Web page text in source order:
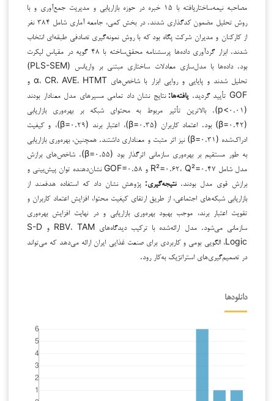
مصاحبه نیمه‌ساختاریافته با ۱۵ خبره در حوزه بازاریابی و مدیریت جمع‌آوری و با
روش تحلیل مضمون کدگذاری شدند. در بخش کمی، جامعه آماری شامل ۳۸۴ نفر
از کارکنان و مدیران شرکت پگاه بود که با روش نمونه‌گیری تصادفی طبقه‌ای انتخاب
شدند. ابزار گردآوری داده‌ها پرسشنامه محقق‌ساخته با ۴۸ گویه در مقیاس لیکرت
بود. داده‌ها با مدل‌سازی معادلات ساختاری مبتنی بر واریانس (PLS-SEM)
تحلیل شدند و پایایی و روایی ابزار با شاخص‌های α، CR، AVE، HTMT و
GOF تأیید گردید.
یافته‌ها:نتایج نشان داد تمامی مسیرهای مدل معنادار بودند
(p<۰.۰۱). بالاترین تأثیر مربوط به محتوای شبکه بر بهره‌وری بازاریابی
(β=۰.۴۲) بود. اعتماد کاربران (β=۰.۳۵)، اعتبار برند (β=۰.۲۹)، و کیفیت
ادراک‌شده (β=۰.۳۱) نیز اثر مثبت و معناداری داشتند. همچنین، بهره‌وری بازاریابی
به طور مستقیم بر بهره‌وری سازمانی اثرگذار بود (β=۰.۵۵). شاخص‌های برازش
مدل شامل R²=۰.۶۲، Q²=۰.۴۷ و GOF=۰.۵۸ نشان‌دهنده توان پیش‌بینی و
برازش قوی مدل بودند.نتیجه‌گیری: پژوهش نشان داد که استفاده هدفمند از
بازاریابی شبکه‌های اجتماعی، از طریق ارتقای کیفیت محتوا، افزایش اعتماد کاربران و
تقویت اعتبار برند، موجب بهبود بهره‌وری بازاریابی و در نهایت افزایش بهره‌وری
سازمانی می‌شود. مدل ارائه‌شده با ترکیب دیدگاه‌های RBV، TAM و S-D
Logic، الگویی بومی و کاربردی برای صنعت غذایی ایران ارائه می‌دهد که می‌تواند
در تصمیم‌گیری‌های استراتژیک به‌کار رود.
دانلودها